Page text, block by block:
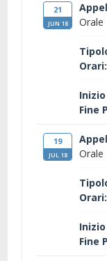
21
JUN 18
Orale
Orari:
Fine
19
JUL 18
Orale
Orari:
Fine